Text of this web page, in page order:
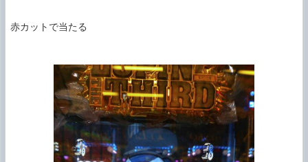
赤カットで当たる